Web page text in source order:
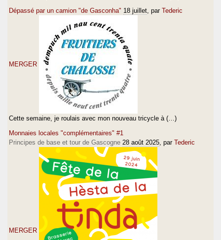
Dépassé par un camion "de Gasconha" 18 juillet , par Tederic
MERGER
Cette semaine, je roulais avec mon nouveau tricycle à (…)
Monnaies locales "complémentaires" #1
Principes de base et tour de Gascogne 28 août 2025 , par Tederic
MERGER